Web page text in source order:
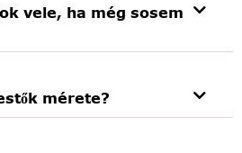
vele, ha még sosem
mérete?